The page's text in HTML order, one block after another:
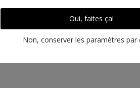
Oui, faites ça!
Non, conserver les paramètres par